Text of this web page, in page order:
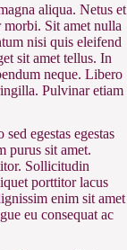
aliqua. Netus et
morbi. Sit amet nulla
nisi quis eleifend
sit amet tellus. In
neque. Libero
Pulvinar etiam
egestas egestas
purus sit amet.
Sollicitudin
porttitor lacus
enim sit amet
eu consequat ac